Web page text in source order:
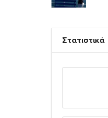
Στατιστικά